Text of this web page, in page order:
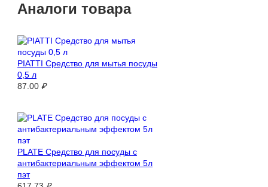
Аналоги товара
PIATTI Средство для мытья посуды
0,5 л
87.00 ₽
PLATE Средство для посуды с
антибактериальным эффектом 5л
пэт